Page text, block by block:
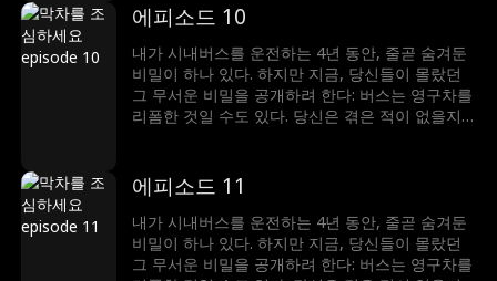
에피소드 10
내가 시내버스를 운전하는 4년 동안, 줄곧 숨겨둔
비밀이 하나 있다. 하지만 지금, 당신들이 몰랐던
그 무서운 비밀을 공개하려 한다: 버스는 영구차를
리폼한 것일 수도 있다. 당신은 겪은 적이 없을지
에피소드 11
내가 시내버스를 운전하는 4년 동안, 줄곧 숨겨둔
비밀이 하나 있다. 하지만 지금, 당신들이 몰랐던
그 무서운 비밀을 공개하려 한다: 버스는 영구차를